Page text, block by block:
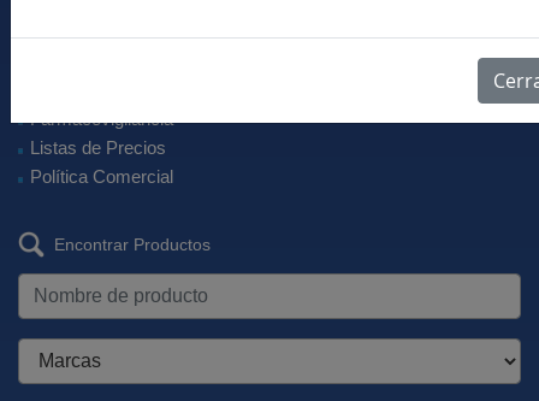
Farmacovigilancia
Listas de Precios
Política Comercial
Encontrar Productos